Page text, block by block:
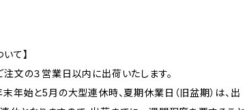
て】
注文の３営業日以内に出荷いたします。
末年始と5月の大型連休時、夏期休業日（旧盆期）は、出